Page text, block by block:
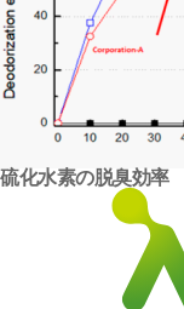
硫化水素の脱臭効率